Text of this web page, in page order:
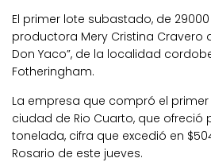
El primer lote subastado, de
productora Mery Cristina Cravero
Don Yaco”, de la localidad
Fotheringham.
La empresa que compró el primer
ciudad de Rio Cuarto, que ofreció
tonelada, cifra que excedió en
Rosario de este jueves.